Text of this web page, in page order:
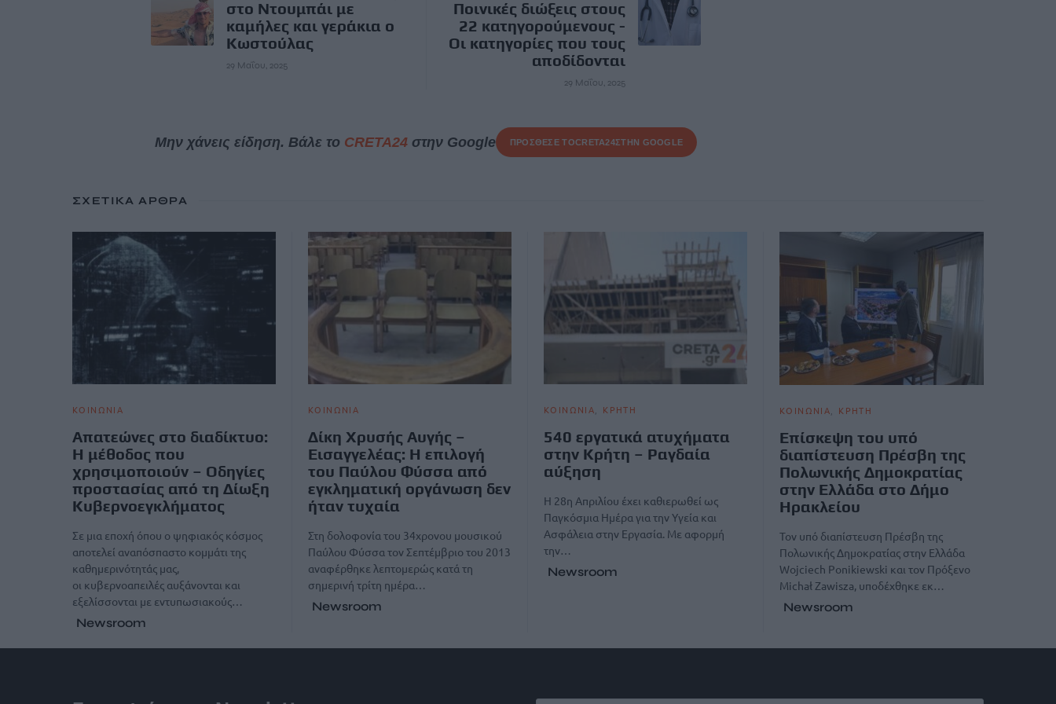
στο Ντουμπάι με
καμήλες και γεράκια ο
Κωστούλας
29 Μαΐου, 2025
Ποινικές διώξεις στους
22 κατηγορούμενους -
Οι κατηγορίες που τους
αποδίδονται
29 Μαΐου, 2025
Μην χάνεις είδηση. Βάλε το CRETA24στην Google ΠΡΟΣΘΕΣΕ ΤΟCRETA24ΣΤΗΝ GOOGLE
ΣΧΕΤΙΚΆ ΆΡΘΡΑ
ΚΟΙΝΩΝΙΑ
Απατεώνες στο διαδίκτυο:
Η μέθοδος που
χρησιμοποιούν – Οδηγίες
προστασίας από τη Δίωξη
Κυβερνοεγκλήματος
Σε μια εποχή όπου ο ψηφιακός κόσμος
αποτελεί αναπόσπαστο κομμάτι της
καθημερινότητάς μας,
οι κυβερνοαπειλές αυξάνονται και
εξελίσσονται με εντυπωσιακούς…
Newsroom
ΚΟΙΝΩΝΙΑ
Δίκη Χρυσής Αυγής –
Εισαγγελέας: Η επιλογή
του Παύλου Φύσσα από
εγκληματική οργάνωση δεν
ήταν τυχαία
Στη δολοφονία του 34χρονου μουσικού
Παύλου Φύσσα τον Σεπτέμβριο του 2013
αναφέρθηκε λεπτομερώς κατά τη
σημερινή τρίτη ημέρα…
Newsroom
ΚΟΙΝΩΝΙΑ ΚΡΗΤΗ
540 εργατικά ατυχήματα
στην Κρήτη – Ραγδαία
αύξηση
Η 28η Απριλίου έχει καθιερωθεί ως
Παγκόσμια Ημέρα για την Υγεία και
Ασφάλεια στην Εργασία. Με αφορμή
την…
Newsroom
ΚΟΙΝΩΝΙΑ ΚΡΗΤΗ
Επίσκεψη του υπό
διαπίστευση Πρέσβη της
Πολωνικής Δημοκρατίας
στην Ελλάδα στο Δήμο
Ηρακλείου
Τον υπό διαπίστευση Πρέσβη της
Πολωνικής Δημοκρατίας στην Ελλάδα
Wojciech Ponikiewski και τον Πρόξενο
Michał Zawisza, υποδέχθηκε εκ…
Newsroom